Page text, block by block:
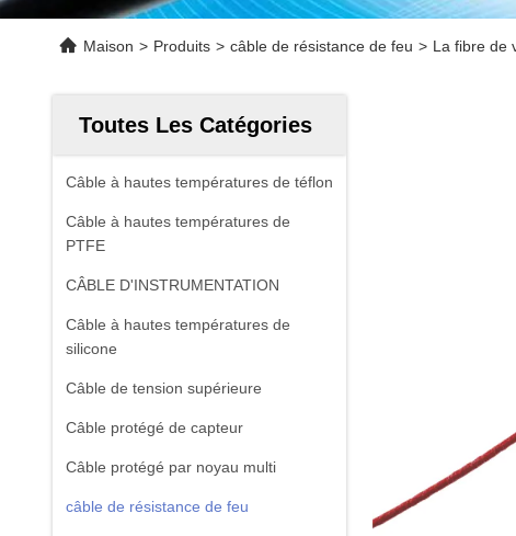
Maison > Produits > câble de résistance de feu > La fibre de
Toutes Les Catégories
Câble à hautes températures de téflon
Câble à hautes températures de
PTFE
CÂBLE D'INSTRUMENTATION
Câble à hautes températures de
silicone
Câble de tension supérieure
Câble protégé de capteur
Câble protégé par noyau multi
câble de résistance de feu